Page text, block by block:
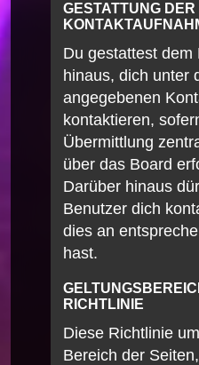
GESTATTUNG DER
Du gestattest
hinaus, dich unter
angegebenen
kontaktieren,
Übermittlung
über das Board
Darüber hinaus
Benutzer dich
dies an
hast.
RICHTLINIE
Diese Richtlinie
Bereich der